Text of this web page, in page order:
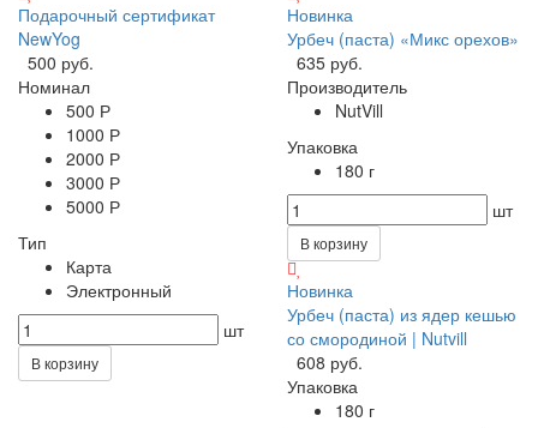
Подарочный сертификат
NewYog
500 руб.
Номинал
500 Р
1000 Р
2000 Р
3000 Р
5000 Р
Тип
Карта
Электронный
шт
В корзину
Новинка
Урбеч (паста) «Микс орехов»
635 руб.
Производитель
NutVill
Упаковка
180 г
шт
В корзину
Новинка
Урбеч (паста) из ядер кешью
со смородиной | Nutvill
608 руб.
Упаковка
180 г